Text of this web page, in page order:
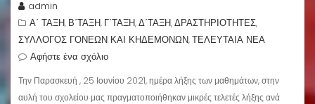
admin
Α΄ ΤΑΞΗ, Β΄ΤΑΞΗ, Γ΄ΤΑΞΗ,Δ΄ΤΑΞΗ,ΔΡΑΣΤΗΡΙΟΤΗΤΕΣ,
ΣΥΛΛΟΓΟΣ ΓΟΝΕΩΝ ΚΑΙ ΚΗΔΕΜΟΝΩΝ,ΤΕΛΕΥΤΑΙΑ ΝΕΑ
Αφήστε ένα σχόλιο
Την Παρασκευή , 25 Ιουνίου 2021, ημέρα λήξης των μαθημάτων, στην
αυλή του σχολείου μας πραγματοποιήθηκαν μικρές τελετές λήξης ανά